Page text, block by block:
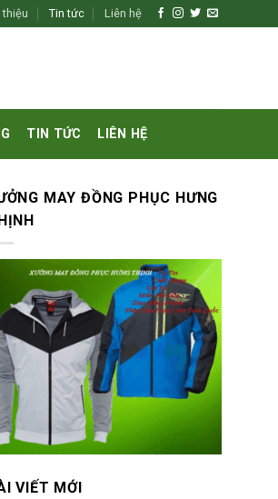
thiệu Tin tức Liên hệ
TIN TỨC LIÊN HỆ
MAY ĐỒNG PHỤC HƯNG
VIẾT MỚI